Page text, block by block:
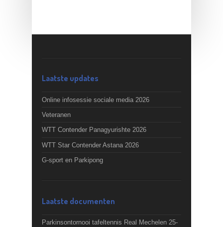
Laatste updates
Online infosessie sociale media 2026
Veteranen
WTT Contender Panagyurishte 2026
WTT Star Contender Astana 2026
G-sport en Parkipong
Laatste documenten
Parkinsontornooi tafeltennis Real Mechelen 25-